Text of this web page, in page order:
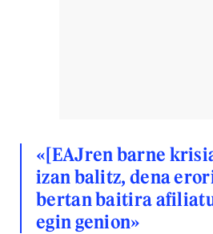
«[EAJren barne
izan balitz, dena
bertan baitira
egin genion»